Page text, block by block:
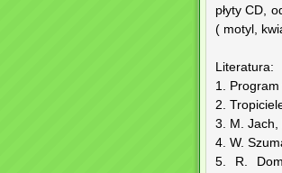
płyty CD,
( motyl,
Literatura:
1.
2.
3. M. Jach,
4. W.
5. R.